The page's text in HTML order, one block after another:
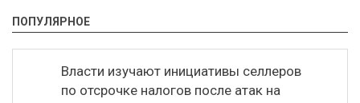
ПОПУЛЯРНОЕ
Власти изучают инициативы селлеров
по отсрочке налогов после атак на